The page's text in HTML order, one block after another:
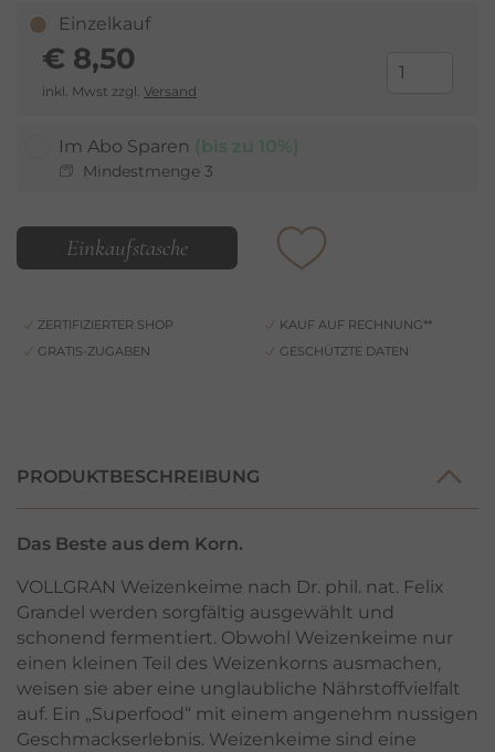
Einzelkauf
€ 8,50
inkl. Mwst zzgl. Versand
Im Abo Sparen (bis zu 10%)
Mindestmenge 3
Einkaufstasche
ZERTIFIZIERTER SHOP
KAUF AUF RECHNUNG**
GRATIS-ZUGABEN
GESCHÜTZTE DATEN
PRODUKTBESCHREIBUNG
Das Beste aus dem Korn.
VOLLGRAN Weizenkeime nach Dr. phil. nat. Felix
Grandel werden sorgfältig ausgewählt und
schonend fermentiert. Obwohl Weizenkeime nur
einen kleinen Teil des Weizenkorns ausmachen,
weisen sie aber eine unglaubliche Nährstoffvielfalt
auf. Ein „Superfood“ mit einem angenehm nussigen
Geschmackserlebnis. Weizenkeime sind eine